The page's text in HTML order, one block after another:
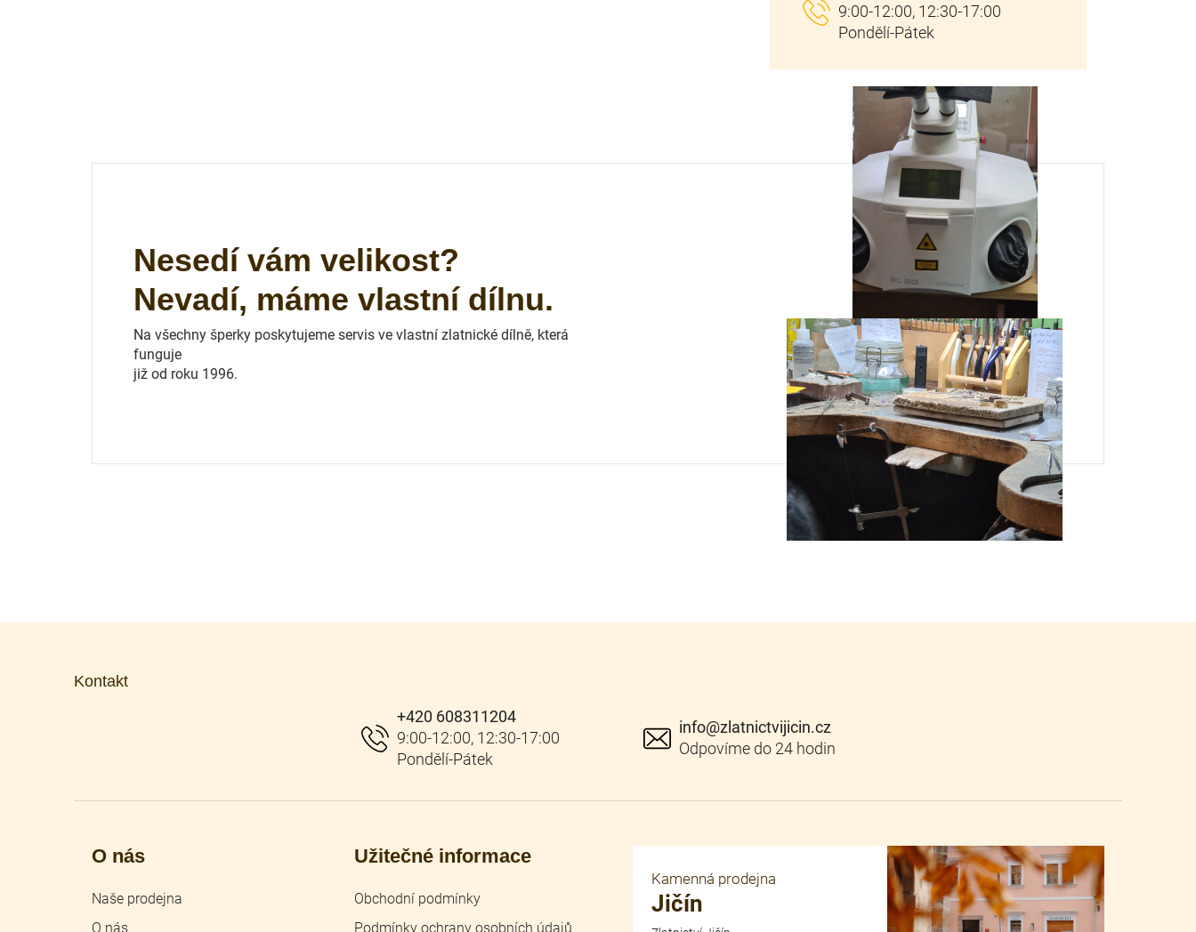
Nesedí vám velikost?
Nevadí, máme vlastní dílnu.
Na všechny šperky poskytujeme servis ve vlastní zlatnické dílně, která
funguje
již od roku 1996.
Kontakt
info@zlatnictvijicin.cz
+420 608311204
O nás
Naše prodejna
O nás
Užitečné informace
Obchodní podmínky
Podmínky ochrany osobních údajů
Kamenná prodejna
Jičín